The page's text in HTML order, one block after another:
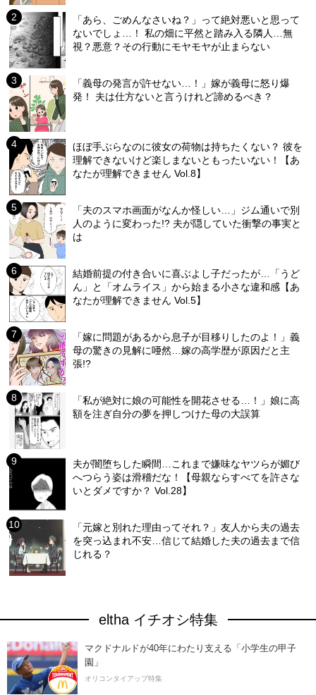
「あら、ごめんなさいね？」って絶対悪いと思って
ないでしょ…！ 私の畑に平然と踏み入る隣人…無
視？悪意？その行動にモヤモヤが止まらない
「義母の発言が許せない…！」嫁が義母に怒り爆
発！ 夫は仕方ないと言うけれど諦めるべき？
ほぼ手ぶらなのに彼女の荷物は持ちたくない？ 彼を
理解できないけど楽しまないともったいない！【あ
なたが理解できません Vol.8】
「夫のスマホ画面がなんか怪しい…」ジム通いで別
人のように変わった!? 夫が隠していた衝撃の事実と
は
結婚前提の付き合いに喜ぶよし子だったが…「うど
ん」と「オムライス」から始まる小さな違和感【あ
なたが理解できません Vol.5】
「嫁に問題があるから息子が目移りしたのよ！」義
母の驚きの見解に唖然…嫁の高学歴が原因だと主
張!?
「私が絶対に娘の可能性を開花させる…！」娘に高
額を注ぎ自分の夢を押しつけた母の大誤算
夫が闇堕ちした瞬間…これまで嫌味なヤツらが媚び
へつらう姿は滑稽だな！【母親ならすべてを許さな
いとダメですか？ Vol.28】
「元嫁と別れた理由ってそれ？」友人から夫の過去
を突っ込まれ不安…信じて結婚した夫の過去まで信
じれる？
eltha イチオシ特集
マクドナルドが40年にわたり支える「小学生の甲子
園」
オリコンタイアップ特集